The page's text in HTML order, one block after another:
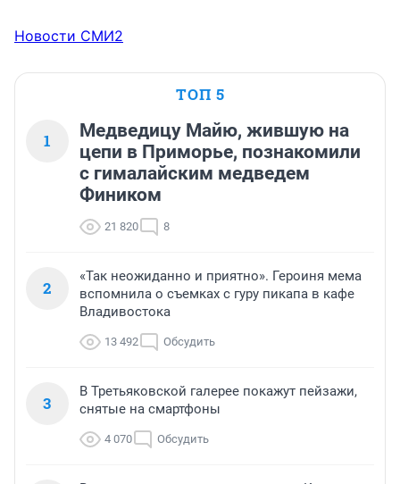
Новости СМИ2
ТОП 5
1
Медведицу Майю, жившую на
цепи в Приморье, познакомили
с гималайским медведем
Фиником
21 820 8
2
«Так неожиданно и приятно». Героиня мема
вспомнила о съемках с гуру пикапа в кафе
Владивостока
13 492 Обсудить
3
В Третьяковской галерее покажут пейзажи,
снятые на смартфоны
4 070 Обсудить